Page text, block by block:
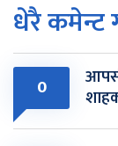
धेरै कमेन्ट
0